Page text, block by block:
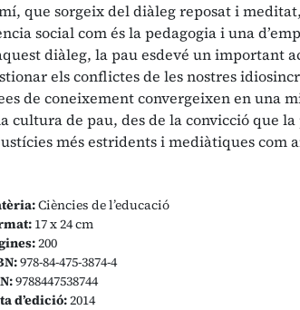
que sorgeix del diàleg reposat i
social com és la pedagogia i una
diàleg, la pau esdevé un important
els conflictes de les nostres
de coneixement convergeixen en una
cultura de pau, des de la convicció que
més estridents i mediàtiques com
Ciències de l’educació
17 x 24 cm
200
978-84-475-3874-4
9788447538744
d’edició:2014